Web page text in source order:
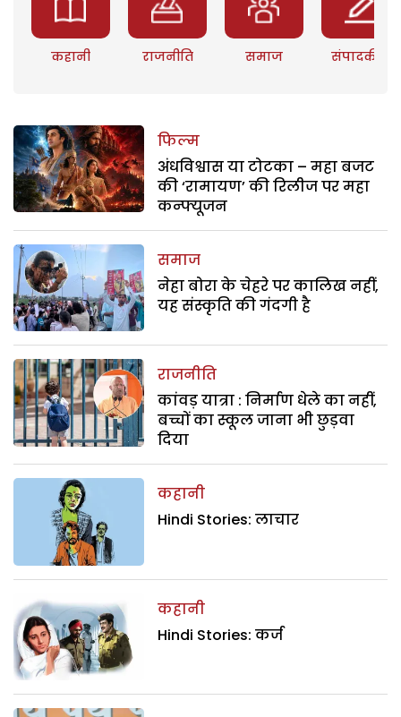
कहानी राजनीति समाज संपादकीय
फिल्म
अंधविश्वास या टोटका – महा बजट
की ‘रामायण’ की रिलीज पर महा
कन्फ्यूजन
समाज
नेहा बोरा के चेहरे पर कालिख नहीं,
यह संस्कृति की गंदगी है
राजनीति
कांवड़ यात्रा : निर्माण धेले का नहीं,
बच्चों का स्कूल जाना भी छुड़वा
दिया
कहानी
Hindi Stories: लाचार
कहानी
Hindi Stories: कर्ज